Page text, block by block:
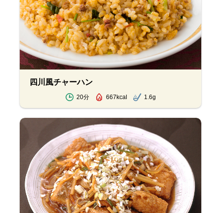
四川風チャーハン
20分 667kcal 1.6g